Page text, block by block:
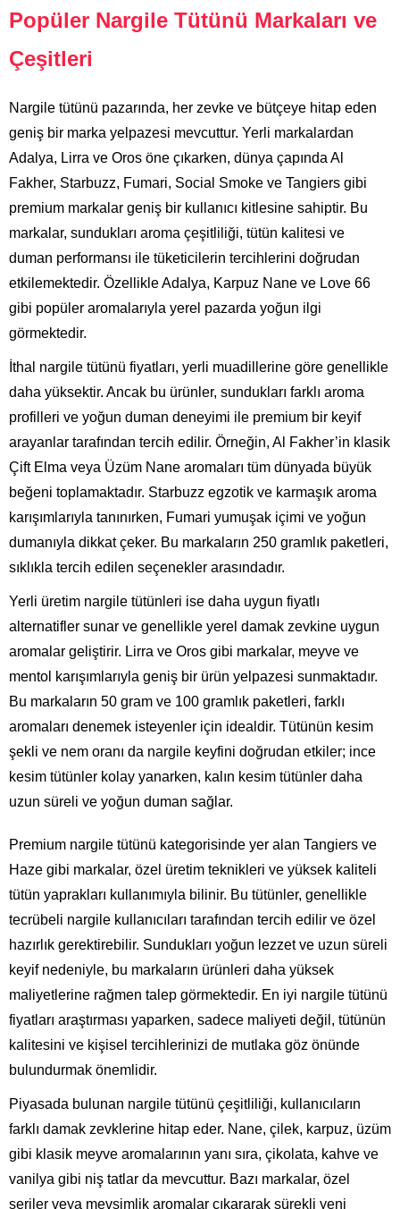
Popüler Nargile Tütünü Markaları ve
Çeşitleri
Nargile tütünü pazarında, her zevke ve bütçeye hitap eden
geniş bir marka yelpazesi mevcuttur. Yerli markalardan
Adalya, Lirra ve Oros öne çıkarken, dünya çapında Al
Fakher, Starbuzz, Fumari, Social Smoke ve Tangiers gibi
premium markalar geniş bir kullanıcı kitlesine sahiptir. Bu
markalar, sundukları aroma çeşitliliği, tütün kalitesi ve
duman performansı ile tüketicilerin tercihlerini doğrudan
etkilemektedir. Özellikle Adalya, Karpuz Nane ve Love 66
gibi popüler aromalarıyla yerel pazarda yoğun ilgi
görmektedir.
İthal nargile tütünü fiyatları, yerli muadillerine göre genellikle
daha yüksektir. Ancak bu ürünler, sundukları farklı aroma
profilleri ve yoğun duman deneyimi ile premium bir keyif
arayanlar tarafından tercih edilir. Örneğin, Al Fakher’in klasik
Çift Elma veya Üzüm Nane aromaları tüm dünyada büyük
beğeni toplamaktadır. Starbuzz egzotik ve karmaşık aroma
karışımlarıyla tanınırken, Fumari yumuşak içimi ve yoğun
dumanıyla dikkat çeker. Bu markaların 250 gramlık paketleri,
sıklıkla tercih edilen seçenekler arasındadır.
Yerli üretim nargile tütünleri ise daha uygun fiyatlı
alternatifler sunar ve genellikle yerel damak zevkine uygun
aromalar geliştirir. Lirra ve Oros gibi markalar, meyve ve
mentol karışımlarıyla geniş bir ürün yelpazesi sunmaktadır.
Bu markaların 50 gram ve 100 gramlık paketleri, farklı
aromaları denemek isteyenler için idealdir. Tütünün kesim
şekli ve nem oranı da nargile keyfini doğrudan etkiler; ince
kesim tütünler kolay yanarken, kalın kesim tütünler daha
uzun süreli ve yoğun duman sağlar.
Premium nargile tütünü kategorisinde yer alan Tangiers ve
Haze gibi markalar, özel üretim teknikleri ve yüksek kaliteli
tütün yaprakları kullanımıyla bilinir. Bu tütünler, genellikle
tecrübeli nargile kullanıcıları tarafından tercih edilir ve özel
hazırlık gerektirebilir. Sundukları yoğun lezzet ve uzun süreli
keyif nedeniyle, bu markaların ürünleri daha yüksek
maliyetlerine rağmen talep görmektedir. En iyi nargile tütünü
fiyatları araştırması yaparken, sadece maliyeti değil, tütünün
kalitesini ve kişisel tercihlerinizi de mutlaka göz önünde
bulundurmak önemlidir.
Piyasada bulunan nargile tütünü çeşitliliği, kullanıcıların
farklı damak zevklerine hitap eder. Nane, çilek, karpuz, üzüm
gibi klasik meyve aromalarının yanı sıra, çikolata, kahve ve
vanilya gibi niş tatlar da mevcuttur. Bazı markalar, özel
seriler veya mevsimlik aromalar çıkararak sürekli yeni